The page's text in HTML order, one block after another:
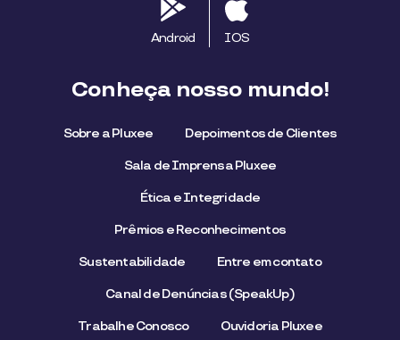
Android IOS
Conheça nosso mundo!
Sobre a Pluxee Depoimentos de Clientes
Sala de Imprensa Pluxee
Ética e Integridade
Prêmios e Reconhecimentos
Sustentabilidade Entre em contato
Canal de Denúncias (SpeakUp)
Trabalhe Conosco Ouvidoria Pluxee